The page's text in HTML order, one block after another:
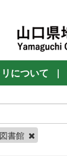
について |
書館